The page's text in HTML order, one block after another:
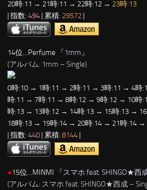
20時:11 → 21時:11 → 22時:12 → 23時:13
| 指数: 494 | 累積: 29572 |
14位…Perfume 「 1mm 」
(アルバム: 1mm – Single)
0時:10 → 1時:11 → 2時:11 → 3時:11 → 4時
時:11 → 7時:11 → 8時:12 → 9時:12 → 10時
時:13 → 13時:12 → 14時:13 → 15時:13 →
18時:13 → 19時:14 → 20時:14 → 21時:14 →
| 指数: 440 | 累積: 8144
●15位…MINMI 「スマホ feat. SHINGO★西
(アルバム: スマホ feat. SHINGO★西成 –